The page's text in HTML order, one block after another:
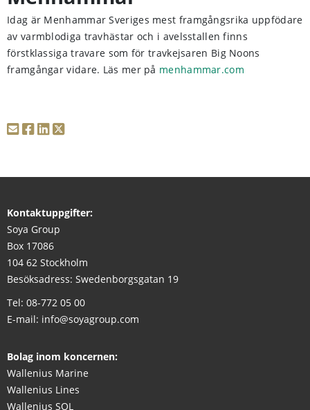
Idag är Menhammar Sveriges mest framgångsrika uppfödare
av varmblodiga travhästar och i avelsstallen finns
förstklassiga travare som för travkejsaren Big Noons
framgångar vidare. Läs mer på menhammar.com
Kontaktuppgifter:
Soya Group
Box 17086
104 62 Stockholm
Besöksadress: Swedenborgsgatan 19
Tel: 08-772 05 00
E-mail: info@soyagroup.com
Bolag inom koncernen:
Wallenius Marine
Wallenius Lines
Wallenius SOL